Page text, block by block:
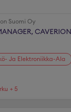
Suomi Oy
CAVERION
Ja Elektroniikka-Ala
+ 5